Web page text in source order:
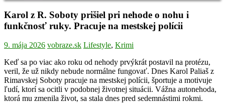
Karol z R. Soboty prišiel pri nehode o nohu i
funkčnosť ruky. Pracuje na mestskej polícii
9. mája 2026 vobraze.sk Lifestyle, Krimi
Keď sa po viac ako roku od nehody prvýkrát postavil na protézu,
veril, že už nikdy nebude normálne fungovať. Dnes Karol Paliaš z
Rimavskej Soboty pracuje na mestskej polícii, športuje a motivuje
ľudí, ktorí sa ocitli v podobnej životnej situácii. Vážna autonehoda,
ktorá mu zmenila život, sa stala dnes pred sedemnástimi rokmi.